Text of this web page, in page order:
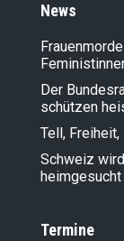
News
Der
schützen
Tell,
Schweiz
heimgesucht
Termine